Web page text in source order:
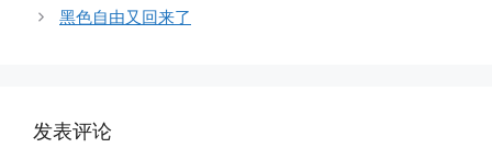
黑色自由又回来了
发表评论